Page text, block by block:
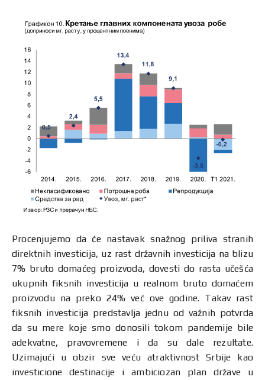
Procenjujemo da će nastavak snažnog priliva stranih
direktnih investicija, uz rast državnih investicija na blizu
7% bruto domaćeg proizvoda, dovesti do rasta učešća
ukupnih fiksnih investicija u realnom bruto domaćem
proizvodu na preko 24% već ove godine. Takav rast
fiksnih investicija predstavlja jednu od važnih potvrda
da su mere koje smo donosili tokom pandemije bile
adekvatne, pravovremene i da su dale rezultate.
Uzimajući u obzir sve veću atraktivnost Srbije kao
investicione destinacije i ambiciozan plan države u